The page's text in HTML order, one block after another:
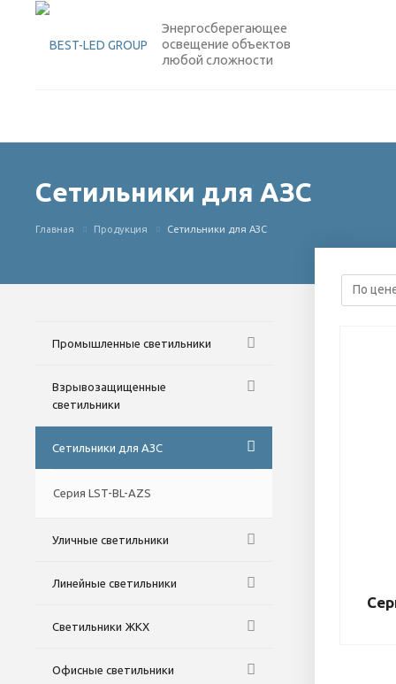
Энергосберегающее
освещение объектов
любой сложности
Сетильники для АЗС
Главная Продукция Сетильники для АЗС
Промышленные светильники
Взрывозащищенные
светильники
Сетильники для АЗС
Серия LST-BL-AZS
Уличные светильники
Линейные светильники
Светильники ЖКХ
Офисные светильники